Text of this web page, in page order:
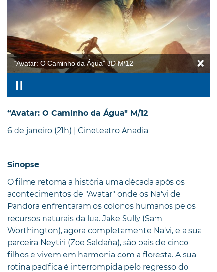
“Avatar: O Caminho da Água" 3D M/12
“Avatar: O Caminho da Água" M/12
6 de janeiro (21h) | Cineteatro Anadia
Sinopse
O filme retoma a história uma década após os
acontecimentos de "Avatar" onde os Na'vi de
Pandora enfrentaram os colonos humanos pelos
recursos naturais da lua. Jake Sully (Sam
Worthington), agora completamente Na'vi, e a sua
parceira Neytiri (Zoe Saldaña), são pais de cinco
filhos e vivem em harmonia com a floresta. A sua
rotina pacífica é interrompida pelo regresso do